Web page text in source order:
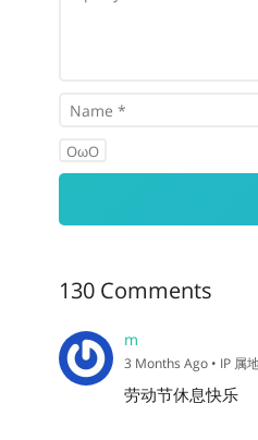
OωO
130 Comments
m
3 Months Ago • IP 属
劳动节休息快乐